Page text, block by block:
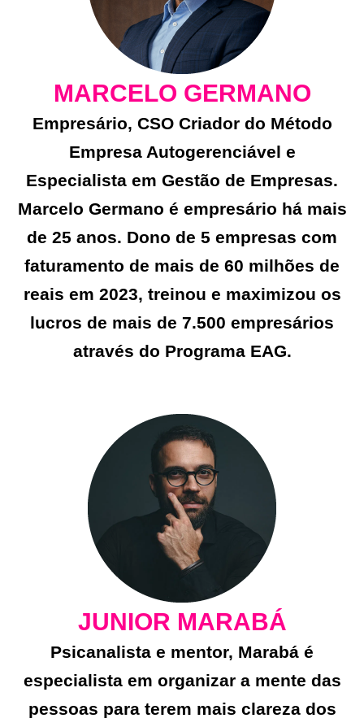
MARCELO GERMANO
Empresário, CSO Criador do Método
Empresa Autogerenciável e
Especialista em Gestão de Empresas.
Marcelo Germano é empresário há mais
de 25 anos. Dono de 5 empresas com
faturamento de mais de 60 milhões de
reais em 2023, treinou e maximizou os
lucros de mais de 7.500 empresários
através do Programa EAG.
JUNIOR MARABÁ
Psicanalista e mentor, Marabá é
especialista em organizar a mente das
pessoas para terem mais clareza dos